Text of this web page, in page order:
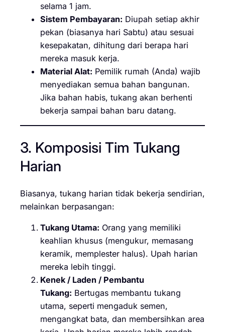
selama 1 jam.
Sistem Pembayaran: Diupah setiap akhir
pekan (biasanya hari Sabtu) atau sesuai
kesepakatan, dihitung dari berapa hari
mereka masuk kerja.
Material Alat: Pemilik rumah (Anda) wajib
menyediakan semua bahan bangunan.
Jika bahan habis, tukang akan berhenti
bekerja sampai bahan baru datang.
3. Komposisi Tim Tukang
Harian
Biasanya, tukang harian tidak bekerja sendirian,
melainkan berpasangan:
Tukang Utama: Orang yang memiliki
keahlian khusus (mengukur, memasang
keramik, memplester halus). Upah harian
mereka lebih tinggi.
Kenek / Laden / Pembantu
Tukang: Bertugas membantu tukang
utama, seperti mengaduk semen,
mengangkat bata, dan membersihkan area